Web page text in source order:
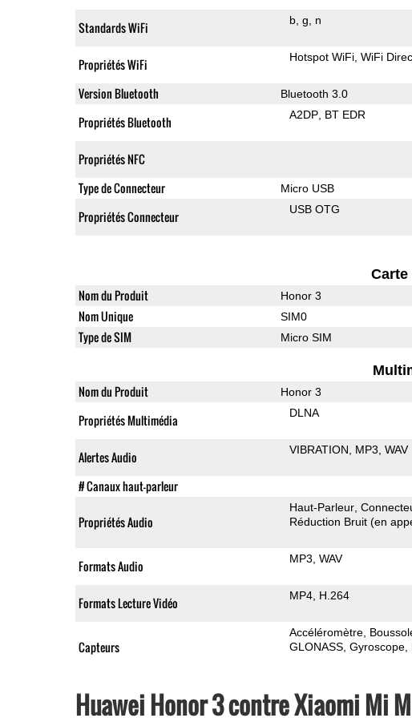
Standards WiFi b g n
Propriétés WiFi Hotspot WiFi WiFi
Version Bluetooth Bluetooth 3.0
Propriétés Bluetooth A2DP BT EDR
Propriétés NFC
Type de Connecteur Micro USB
Propriétés Connecteur USB OTG
Carte
Nom du Produit Honor 3
Nom Unique SIM0
Type de SIM Micro SIM
Nom du Produit Honor 3
Propriétés Multimédia DLNA
Alertes Audio VIBRATION MP3 WAV
# Canaux haut-parleur
Propriétés Audio
Haut-Parleur
Réduction Bruit (en
Formats Audio MP3 WAV
Formats Lecture Vidéo MP4 H.264
Capteurs
Accéléromètre
GLONASS Gyroscope
Huawei Honor 3 contre Xiaomi Mi